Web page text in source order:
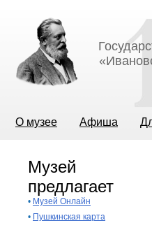
О музее Афиша
Музей
предлагает
• Музей Онлайн
• Пушкинская карта